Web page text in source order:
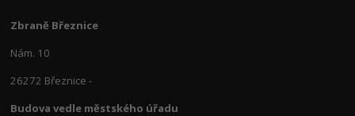
Zbraně Březnice
Nám. 10
26272 Březnice -
Budova vedle městského úřadu